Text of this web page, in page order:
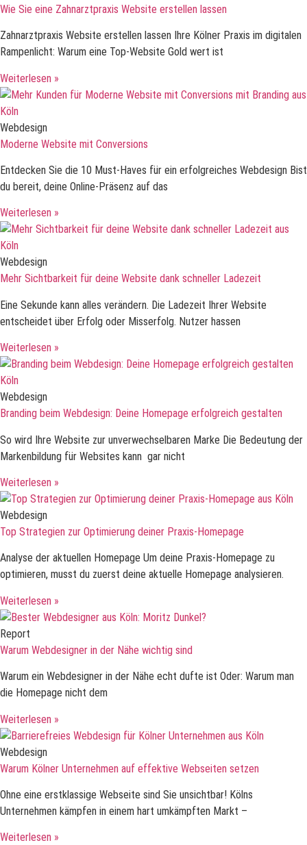
Wie Sie eine Zahnarztpraxis Website erstellen lassen
Zahnarztpraxis Website erstellen lassen Ihre Kölner Praxis im digitalen
Rampenlicht: Warum eine Top-Website Gold wert ist
Weiterlesen »
Webdesign
Moderne Website mit Conversions
Entdecken Sie die 10 Must-Haves für ein erfolgreiches Webdesign Bist
du bereit, deine Online-Präsenz auf das
Weiterlesen »
Webdesign
Mehr Sichtbarkeit für deine Website dank schneller Ladezeit
Eine Sekunde kann alles verändern. Die Ladezeit Ihrer Website
entscheidet über Erfolg oder Misserfolg. Nutzer hassen
Weiterlesen »
Webdesign
Branding beim Webdesign: Deine Homepage erfolgreich gestalten
So wird Ihre Website zur unverwechselbaren Marke Die Bedeutung der
Markenbildung für Websites kann gar nicht
Weiterlesen »
Webdesign
Top Strategien zur Optimierung deiner Praxis-Homepage
Analyse der aktuellen Homepage Um deine Praxis-Homepage zu
optimieren, musst du zuerst deine aktuelle Homepage analysieren.
Weiterlesen »
Report
Warum Webdesigner in der Nähe wichtig sind
Warum ein Webdesigner in der Nähe echt dufte ist Oder: Warum man
die Homepage nicht dem
Weiterlesen »
Webdesign
Warum Kölner Unternehmen auf effektive Webseiten setzen
Ohne eine erstklassige Webseite sind Sie unsichtbar! Kölns
Unternehmen kämpfen in einem hart umkämpften Markt –
Weiterlesen »